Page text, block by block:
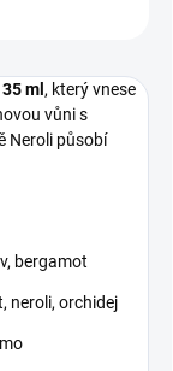
ml , který vnese
vůni s
Neroli působí
bergamot
neroli, orchidej